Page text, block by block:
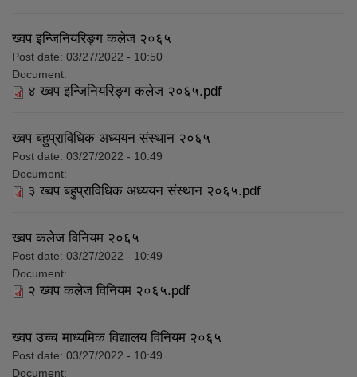
ख्वप इन्जिनियरिङ्ग कलेज २०६५
Post date: 03/27/2022 - 10:50
Document:
४ ख्वप इन्जिनियरिङ्ग कलेज २०६५.pdf
ख्वप बहुप्राविधिक अध्ययन संस्थान २०६५
Post date: 03/27/2022 - 10:49
Document:
३ ख्वप बहुप्राविधिक अध्ययन संस्थान २०६५.pdf
ख्वप कलेज विनियम २०६५
Post date: 03/27/2022 - 10:49
Document:
२ ख्वप कलेज विनियम २०६५.pdf
ख्वप उच्च माध्यमिक विद्यालय विनियम २०६५
Post date: 03/27/2022 - 10:49
Document: